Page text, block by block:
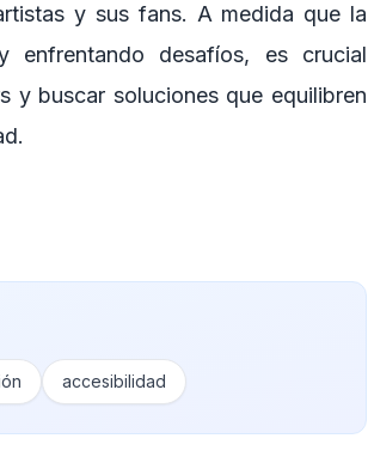
y sus fans. A medida que la
enfrentando desafíos, es crucial
y buscar soluciones que equilibren
accesibilidad